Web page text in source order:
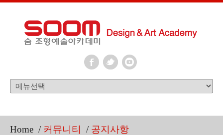
Home / 커뮤니티 / 공지사항